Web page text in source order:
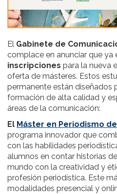
El Gabinete de
complace en anunciar que ya
inscripciones para la nueva
oferta de másteres. Estos
permanente están diseñados
formación de alta calidad y
áreas de la comunicación:
El Máster en Periodismo
programa innovador que
con las habilidades
alumnos en contar historias
mundo con la creatividad y
profesión periodística. Este
modalidades presencial y